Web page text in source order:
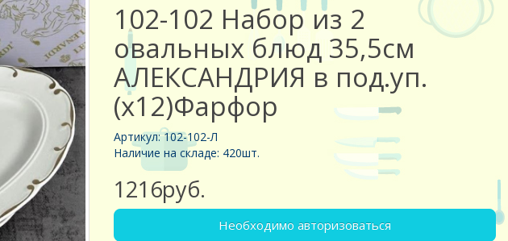
102-102 Набор из 2
овальных блюд 35,5см
АЛЕКСАНДРИЯ в под.уп.
(х12)Фарфор
Артикул: 102-102-Л
Наличие на складе: 420шт.
1216руб.
Необходимо авторизоваться